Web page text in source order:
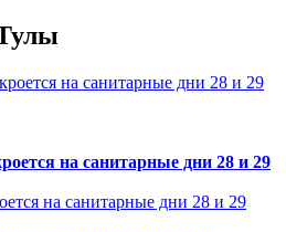
на санитарные дни 28 и 29
на санитарные дни 28 и 29